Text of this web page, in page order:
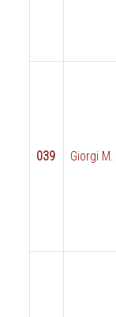
039 Giorgi M.